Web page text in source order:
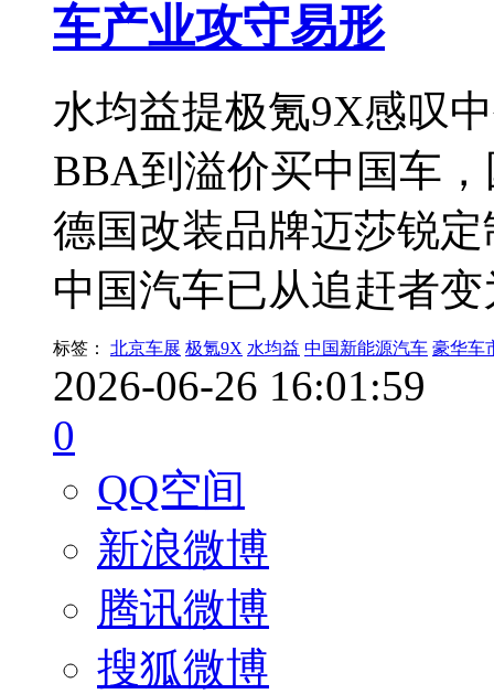
车产业攻守易形
水均益提极氪9X感叹
BBA到溢价买中国车
德国改装品牌迈莎锐
中国汽车已从追赶者
标签： 北京车展 极氪9X 水均益 中国新能源汽车 豪华车
2026-06-26 16:01:59
0
QQ空间
新浪微博
腾讯微博
搜狐微博